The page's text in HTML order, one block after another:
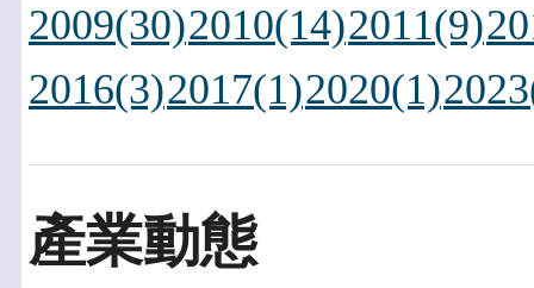
2009(30)2010(14)2011(9)
2016(3)2017(1)2020(1)
產業動態